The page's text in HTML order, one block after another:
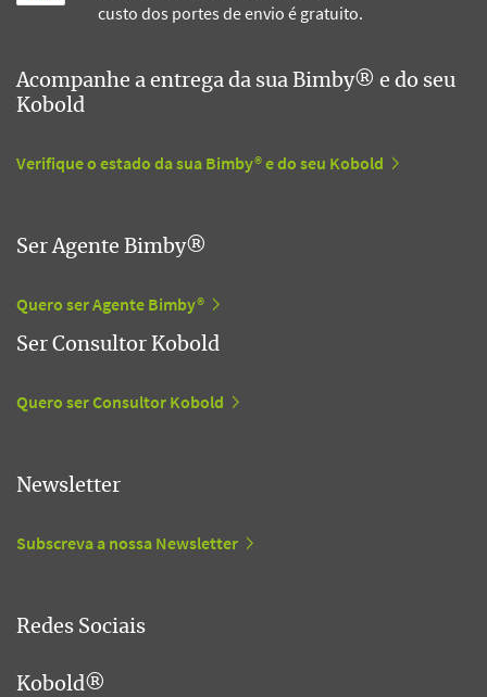
custo dos portes de envio é gratuito.
Acompanhe a entrega da sua Bimby® e do seu
Kobold
Verifique o estado da sua Bimby® e do seu Kobold
Ser Agente Bimby®
Quero ser Agente Bimby®
Ser Consultor Kobold
Quero ser Consultor Kobold
Newsletter
Subscreva a nossa Newsletter
Redes Sociais
Kobold®